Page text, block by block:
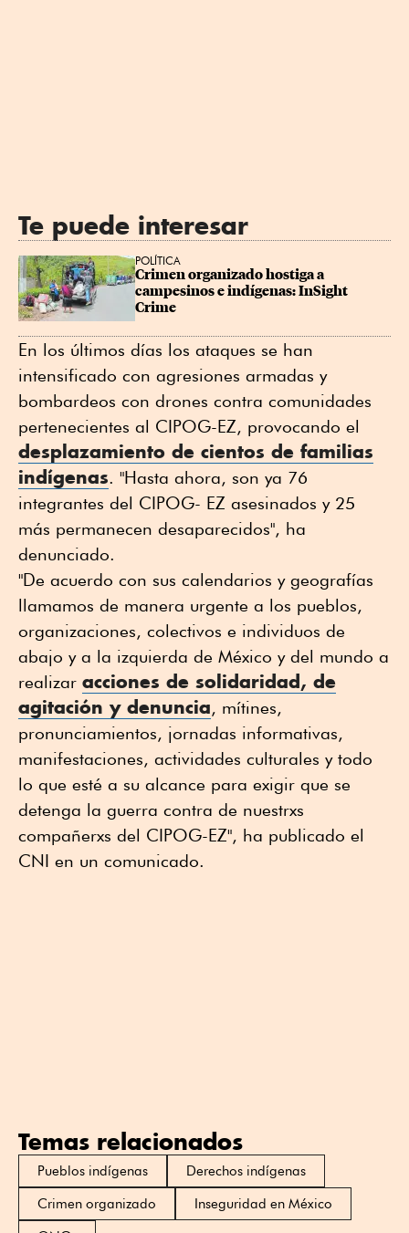
Te puede interesar
POLÍTICA
Crimen organizado hostiga a
campesinos e indígenas: InSight
Crime
En los últimos días los ataques se han
intensificado con agresiones armadas y
bombardeos con drones contra comunidades
pertenecientes al CIPOG-EZ, provocando el
desplazamiento de cientos de familias
indígenas. "Hasta ahora, son ya 76
integrantes del CIPOG- EZ asesinados y 25
más permanecen desaparecidos", ha
denunciado.
"De acuerdo con sus calendarios y geografías
llamamos de manera urgente a los pueblos,
organizaciones, colectivos e individuos de
abajo y a la izquierda de México y del mundo a
realizar acciones de solidaridad, de
agitación y denuncia, mítines,
pronunciamientos, jornadas informativas,
manifestaciones, actividades culturales y todo
lo que esté a su alcance para exigir que se
detenga la guerra contra de nuestrxs
compañerxs del CIPOG-EZ", ha publicado el
CNI en un comunicado.
Temas relacionados
Pueblos indígenas
Derechos indígenas
Crimen organizado
Inseguridad en México